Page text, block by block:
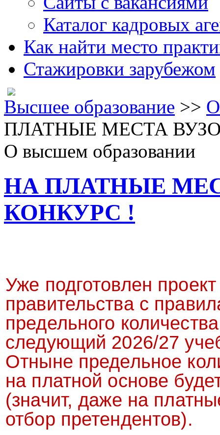
Каталог кадровых
Как найти место
Стажировки зарубежом
Высшее образование >>
ПЛАТНЫЕ МЕСТА
О высшем образовании
НА ПЛАТНЫЕ
КОНКУРС !
Уже подготовлен
правительства с
предельного
следующий 2026/27
Отныне предельное
на платной основе
(значит, даже на
отбор претендентов).